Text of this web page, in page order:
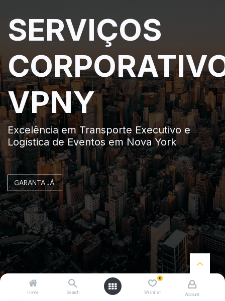
Home Search
0
Wishlist Account
SERVIÇOS
VPNY
Excelência em Transporte Executivo e
Logística de Eventos em Nova York
GARANTA JÁ!